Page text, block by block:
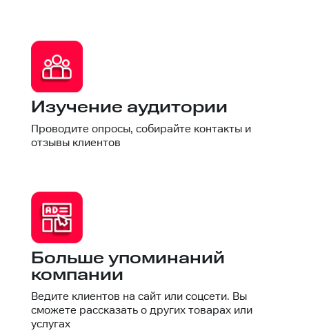
Изучение аудитории
Проводите опросы, собирайте контакты и
отзывы клиентов
Больше упоминаний
компании
Ведите клиентов на сайт или соцсети. Вы
сможете рассказать о других товарах или
услугах